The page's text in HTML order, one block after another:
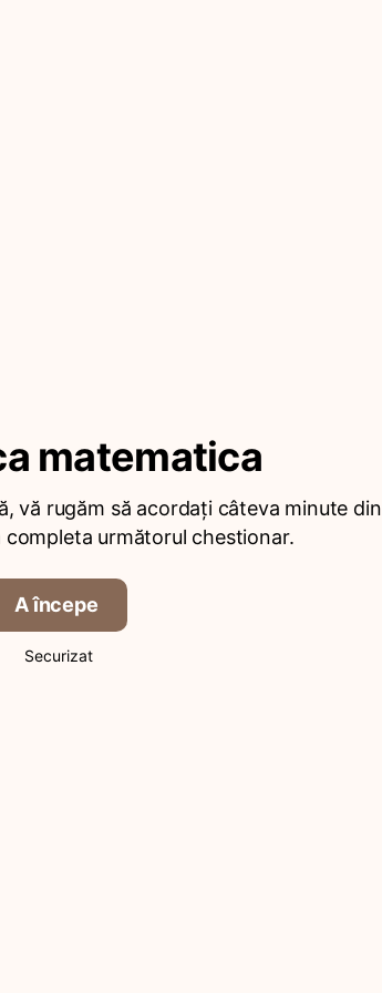
matematica
vă rugăm să acordați câteva minute din
următorul chestionar.
A începe
Securizat